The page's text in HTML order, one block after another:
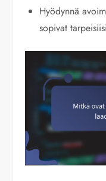
Hyödynnä
sopivat